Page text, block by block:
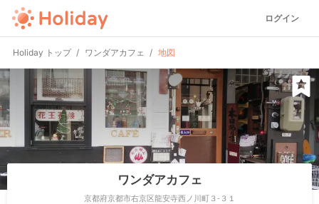
ログイン
Holiday トップ ワンダアカフェ 地図
ワンダアカフェ
京都府京都市右京区龍安寺西ノ川町３-３１